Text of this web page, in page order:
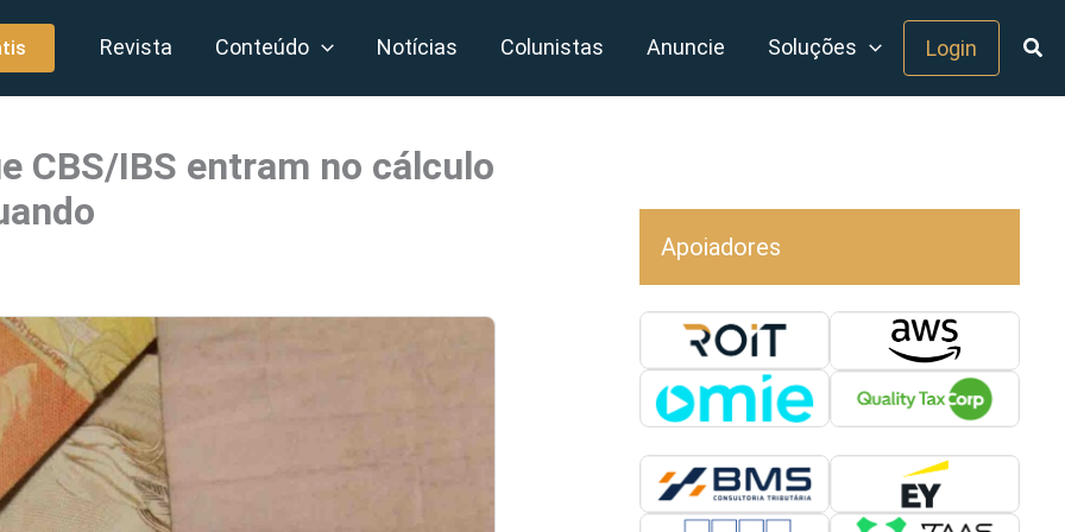
Revista Conteúdo Notícias Colunistas Anuncie Soluções Login
CBS/IBS entram no cálculo
Apoiadores